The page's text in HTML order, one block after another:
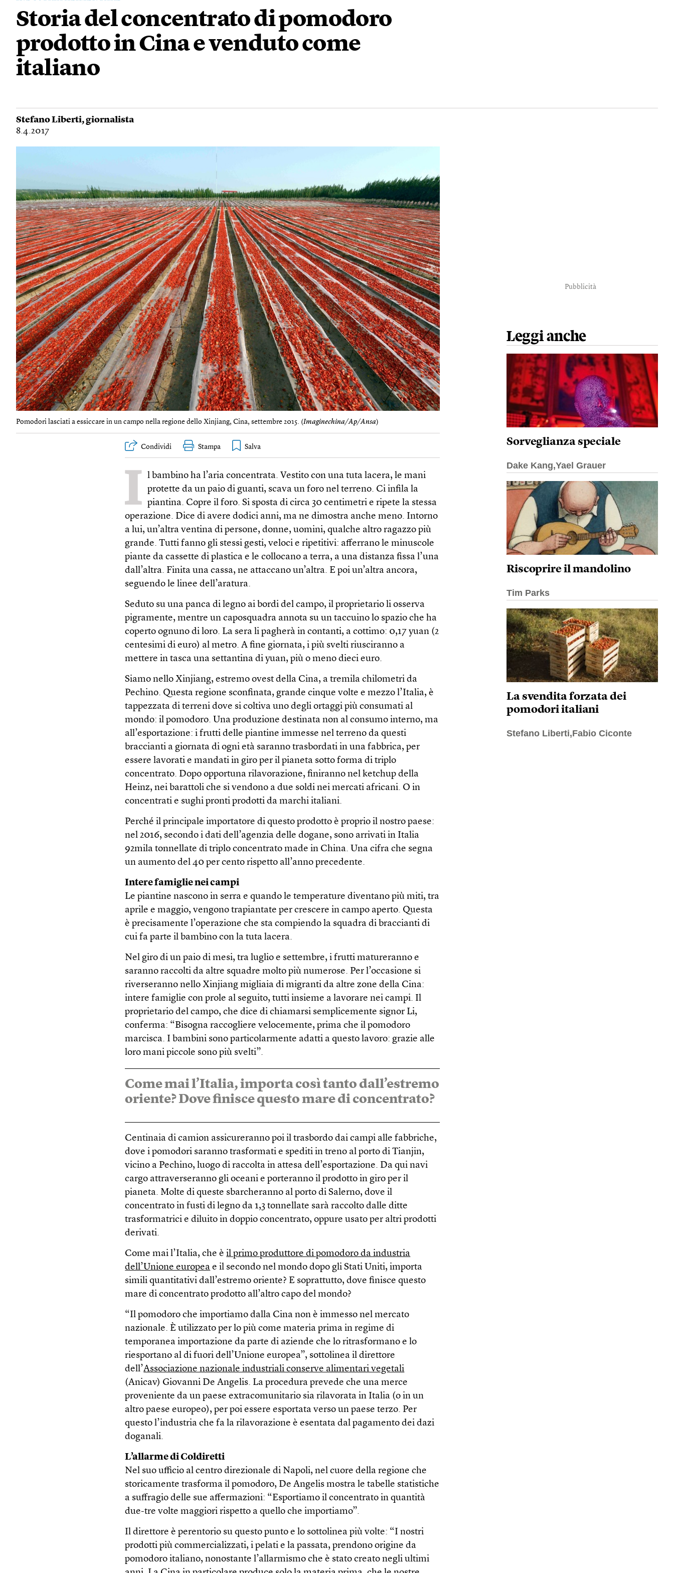
Storia del concentrato di pomodoro
prodotto in Cina e venduto come
italiano
Stefano Liberti, giornalista
8.4.2017
Pomodori lasciati a essiccare in un campo nella regione dello Xinjiang, Cina, settembre 2015. (Imaginechina/Ap/Ansa)
Condividi Stampa
I l bambino ha l’aria concentrata. Vestito con una tuta lacera, le mani
protette da un paio di guanti, scava un foro nel terreno. Ci infila la
piantina. Copre il foro. Si sposta di circa 30 centimetri e ripete la stessa
operazione. Dice di avere dodici anni, ma ne dimostra anche meno. Intorno
a lui, un’altra ventina di persone, donne, uomini, qualche altro ragazzo più
grande. Tutti fanno gli stessi gesti, veloci e ripetitivi: afferrano le minuscole
piante da cassette di plastica e le collocano a terra, a una distanza fissa l’una
dall’altra. Finita una cassa, ne attaccano un’altra. E poi un’altra ancora,
seguendo le linee dell’aratura.
Seduto su una panca di legno ai bordi del campo, il proprietario li osserva
pigramente, mentre un caposquadra annota su un taccuino lo spazio che ha
coperto ognuno di loro. La sera li pagherà in contanti, a cottimo: 0,17 yuan (2
centesimi di euro) al metro. A fine giornata, i più svelti riusciranno a
mettere in tasca una settantina di yuan, più o meno dieci euro.
Siamo nello Xinjiang, estremo ovest della Cina, a tremila chilometri da
Pechino. Questa regione sconfinata, grande cinque volte e mezzo l’Italia, è
tappezzata di terreni dove si coltiva uno degli ortaggi più consumati al
mondo: il pomodoro. Una produzione destinata non al consumo interno, ma
all’esportazione: i frutti delle piantine immesse nel terreno da questi
braccianti a giornata di ogni età saranno trasbordati in una fabbrica, per
essere lavorati e mandati in giro per il pianeta sotto forma di triplo
concentrato. Dopo opportuna rilavorazione, finiranno nel ketchup della
Heinz, nei barattoli che si vendono a due soldi nei mercati africani. O in
concentrati e sughi pronti prodotti da marchi italiani.
Perché il principale importatore di questo prodotto è proprio il nostro paese:
nel 2016, secondo i dati dell’agenzia delle dogane, sono arrivati in Italia
92mila tonnellate di triplo concentrato made in China. Una cifra che segna
un aumento del 40 per cento rispetto all’anno precedente.
Intere famiglie nei campi
Le piantine nascono in serra e quando le temperature diventano più miti, tra
aprile e maggio, vengono trapiantate per crescere in campo aperto. Questa
è precisamente l’operazione che sta compiendo la squadra di braccianti di
cui fa parte il bambino con la tuta lacera.
Nel giro di un paio di mesi, tra luglio e settembre, i frutti matureranno e
saranno raccolti da altre squadre molto più numerose. Per l’occasione si
riverseranno nello Xinjiang migliaia di migranti da altre zone della Cina:
intere famiglie con prole al seguito, tutti insieme a lavorare nei campi. Il
proprietario del campo, che dice di chiamarsi semplicemente signor Li,
conferma: “Bisogna raccogliere velocemente, prima che il pomodoro
marcisca. I bambini sono particolarmente adatti a questo lavoro: grazie alle
loro mani piccole sono più svelti”.
Come mai l’Italia, importa così tanto dall’estremo
oriente? Dove finisce questo mare di concentrato?
Centinaia di camion assicureranno poi il trasbordo dai campi alle fabbriche,
dove i pomodori saranno trasformati e spediti in treno al porto di Tianjin,
vicino a Pechino, luogo di raccolta in attesa dell’esportazione. Da qui navi
cargo attraverseranno gli oceani e porteranno il prodotto in giro per il
pianeta. Molte di queste sbarcheranno al porto di Salerno, dove il
concentrato in fusti di legno da 1,3 tonnellate sarà raccolto dalle ditte
trasformatrici e diluito in doppio concentrato, oppure usato per altri prodotti
derivati.
Come mai l’Italia, che èil primo produttore di pomodoro da industria
dell’Unione europea e il secondo nel mondo dopo gli Stati Uniti, importa
simili quantitativi dall’estremo oriente? E soprattutto, dove finisce questo
mare di concentrato prodotto all’altro capo del mondo?
“Il pomodoro che importiamo dalla Cina non è immesso nel mercato
nazionale. È utilizzato per lo più come materia prima in regime di
temporanea importazione da parte di aziende che lo ritrasformano e lo
riesportano al di fuori dell’Unione europea”, sottolinea il direttore
dell’Associazione nazionale industriali conserve alimentari vegetali
(Anicav) Giovanni De Angelis. La procedura prevede che una merce
proveniente da un paese extracomunitario sia rilavorata in Italia (o in un
altro paese europeo), per poi essere esportata verso un paese terzo. Per
questo l’industria che fa la rilavorazione è esentata dal pagamento dei dazi
doganali.
L’allarme di Coldiretti
Nel suo ufficio al centro direzionale di Napoli, nel cuore della regione che
storicamente trasforma il pomodoro, De Angelis mostra le tabelle statistiche
a suffragio delle sue affermazioni: “Esportiamo il concentrato in quantità
due-tre volte maggiori rispetto a quello che importiamo”.
Il direttore è perentorio su questo punto e lo sottolinea più volte: “I nostri
prodotti più commercializzati, i pelati e la passata, prendono origine da
pomodoro italiano, nonostante l’allarmismo che è stato creato negli ultimi
Pubblicità
Leggi anche
Sorveglianza speciale
Dake Kang,Yael Grauer
Riscoprire il mandolino
Tim Parks
La svendita forzata dei
pomodori italiani
Stefano Liberti,Fabio Ciconte